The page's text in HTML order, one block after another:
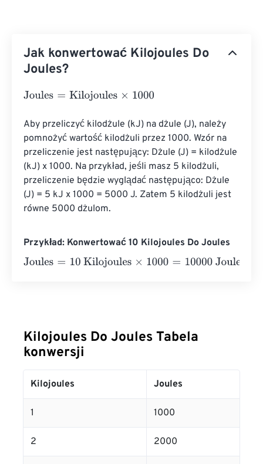
Jak konwertować Kilojoules Do
Joules?
Joules= Kilojoules×1000
Aby przeliczyć kilodżule (kJ) na dżule (J), należy
pomnożyć wartość kilodżuli przez 1000. Wzór na
przeliczenie jest następujący: Dżule (J) = kilodżule
(kJ) x 1000. Na przykład, jeśli masz 5 kilodżuli,
przeliczenie będzie wyglądać następująco: Dżule
(J) = 5 kJ x 1000 = 5000 J. Zatem 5 kilodżuli jest
równe 5000 dżulom.
Przykład: Konwertować 10 Kilojoules Do Joules
Joules= 10 Kilojoules×1000= 10000 Joules
Kilojoules Do Joules Tabela
konwersji
Kilojoules Joules
1 1000
2 2000